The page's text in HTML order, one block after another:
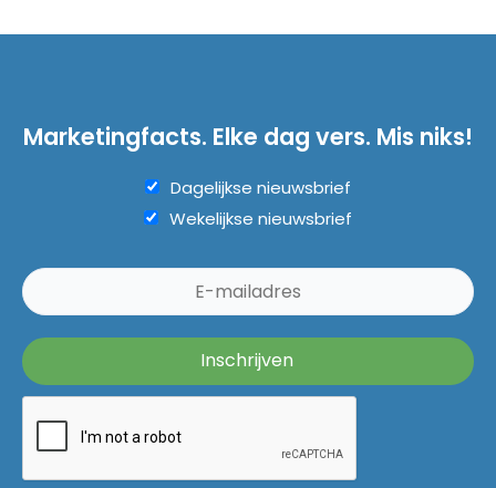
Marketingfacts. Elke dag vers. Mis niks!
Dagelijkse nieuwsbrief
Wekelijkse nieuwsbrief